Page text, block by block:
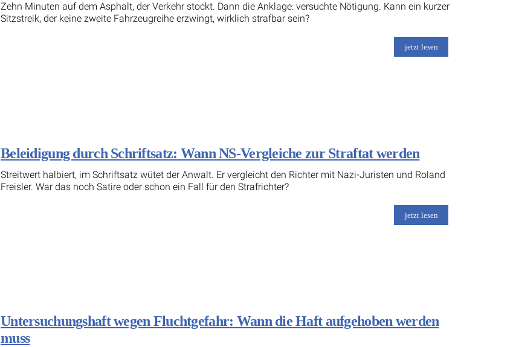
Zehn Minuten auf dem Asphalt, der Verkehr stockt. Dann die Anklage: versuchte Nötigung. Kann ein kurzer
Sitzstreik, der keine zweite Fahrzeugreihe erzwingt, wirklich strafbar sein?
jetzt lesen
Beleidigung durch Schriftsatz: Wann NS-Vergleiche zur Straftat werden
Streitwert halbiert, im Schriftsatz wütet der Anwalt. Er vergleicht den Richter mit Nazi-Juristen und Roland
Freisler. War das noch Satire oder schon ein Fall für den Strafrichter?
jetzt lesen
Untersuchungshaft wegen Fluchtgefahr: Wann die Haft aufgehoben werden
muss